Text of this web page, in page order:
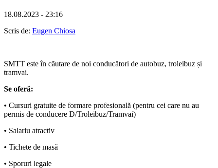
18.08.2023 - 23:16
Scris de: Eugen Chiosa
SMTT este în căutare de noi conducători de autobuz, troleibuz și
tramvai.
Se oferă:
• Cursuri gratuite de formare profesională (pentru cei care nu au
permis de conducere D/Troleibuz/Tramvai)
• Salariu atractiv
• Tichete de masă
• Sporuri legale